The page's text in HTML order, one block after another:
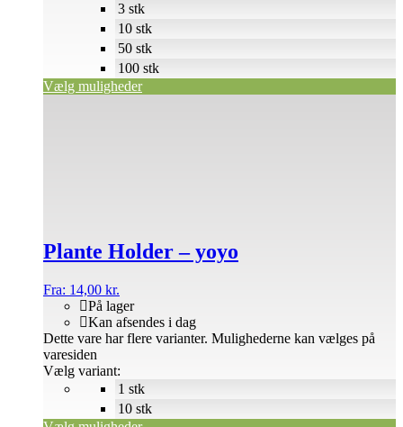
Vælg muligheder
3 stk
10 stk
50 stk
100 stk
Plante Holder – yoyo
Fra: 14,00 kr.
På lager
Kan afsendes i dag
Vælg variant:
Dette vare har flere varianter. Mulighederne kan vælges på
varesiden
1 stk
10 stk